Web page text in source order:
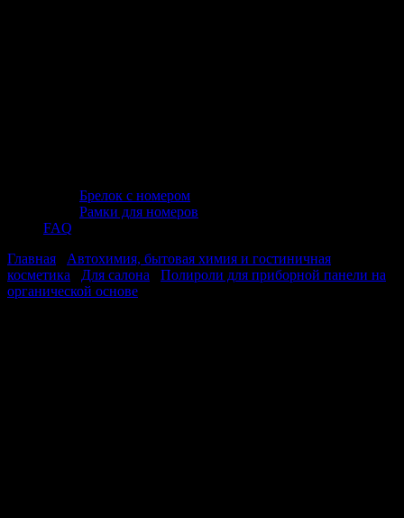
Брелок с номером
Рамки для номеров
FAQ
Главная
Автохимия, бытовая химия и гостиничная
косметика
Для салона
Полироли для приборной панели на
органической основе